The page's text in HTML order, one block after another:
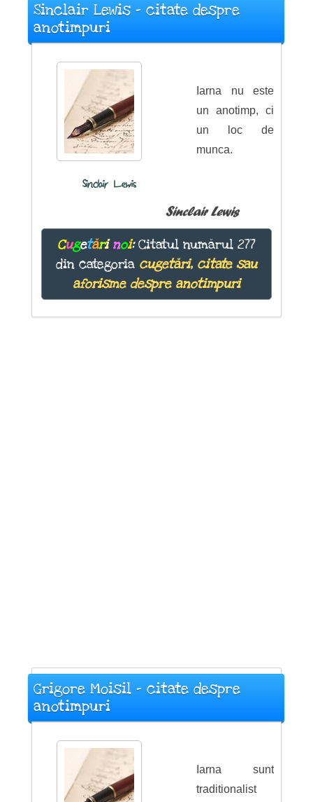
Sinclair Lewis - citate despre
anotimpuri
Sinclair Lewis
Iarna nu este
un anotimp, ci
un loc de
munca.
Sinclair Lewis
Cugetări noi:Citatul numărul 277
din categoria cugetări, citate sau
aforisme despre anotimpuri
Grigore Moisil - citate despre
anotimpuri
Iarna sunt
traditionalist